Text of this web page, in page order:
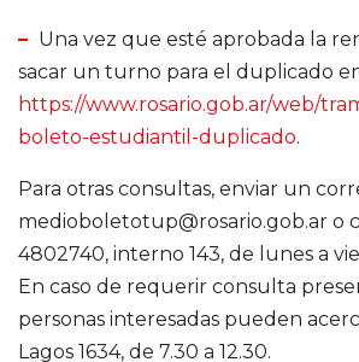
– Una vez que esté aprobada la
sacar un turno para el duplicado
https://www.rosario.gob.ar/web/
boleto-estudiantil-duplicado.
Para otras consultas, enviar un
medioboletotup@rosario.gob.ar o
4802740, interno 143, de lunes a
En caso de requerir consulta
personas interesadas pueden
Lagos 1634, de 7.30 a 12.30.